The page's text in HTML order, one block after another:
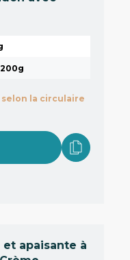
la circulaire
apaisante à